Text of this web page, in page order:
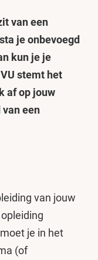
van een
je onbevoegd
kun je je
stemt het
af op jouw
een
van jouw
je in het
(of